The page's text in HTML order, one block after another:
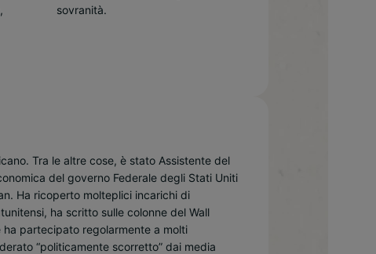
sovranità.
Tra le altre cose, è stato Assistente del
del governo Federale degli Stati Uniti
Ha ricoperto molteplici incarichi di
ha scritto sulle colonne del Wall
partecipato regolarmente a molti
“politicamente scorretto” dai media